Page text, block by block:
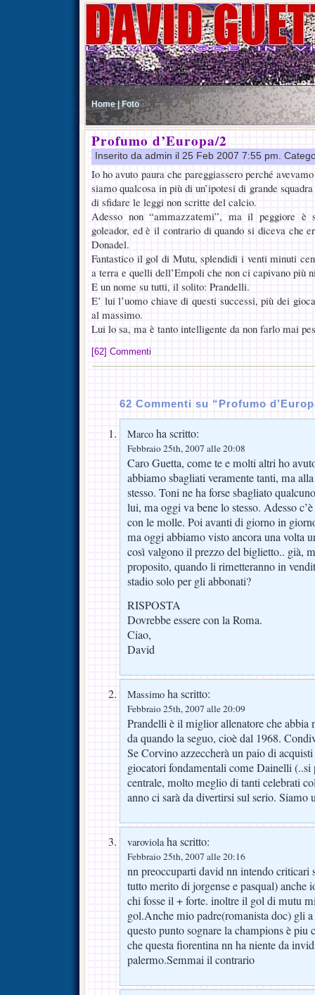
Home | Foto
Profumo d’Europa/2
Inserito da admin il 25 Feb 2007 7:55 pm.
Io ho avuto paura che pareggiassero perché
siamo qualcosa in più di un’ipotesi di grande
di sfidare le leggi non scritte del calcio.
Adesso non “ammazzatemi”, ma il peggiore
goleador, ed è il contrario di quando si diceva che
Donadel.
Fantastico il gol di Mutu, splendidi i venti minuti
a terra e quelli dell’Empoli che non ci capivano più
E un nome su tutti, il solito: Prandelli.
E’ lui l’uomo chiave di questi successi, più dei
al massimo.
Lui lo sa, ma è tanto intelligente da non farlo mai
[62] Commenti
62 Commenti su “Profumo
Marco ha scritto:
Febbraio 25th, 2007 alle 20:08
Caro Guetta, come te e molti altri ho
abbiamo sbagliati veramente tanti, ma
stesso. Toni ne ha forse sbagliato
lui, ma oggi va bene lo stesso. Adesso
con le molle. Poi avanti di giorno in
ma oggi abbiamo visto ancora una volta
così valgono il prezzo del biglietto.. già,
proposito, quando li rimetteranno in
stadio solo per gli abbonati?
RISPOSTA
Dovrebbe essere con la Roma.
Ciao,
David
Massimo ha scritto:
Febbraio 25th, 2007 alle 20:09
Prandelli è il miglior allenatore che abbia
da quando la seguo, cioè dal 1968.
Se Corvino azzeccherà un paio di
giocatori fondamentali come Dainelli
centrale, molto meglio di tanti celebrati
anno ci sarà da divertirsi sul serio. Siamo
varoviolaha scritto:
Febbraio 25th, 2007 alle 20:16
nn preoccuparti david nn intendo criticari
tutto merito di jorgense e pasqual) anche
chi fosse il + forte. inoltre il gol di mutu
gol.Anche mio padre(romanista doc) gli
questo punto sognare la champions è piu
che questa fiorentina nn ha niente da
palermo.Semmai il contrario